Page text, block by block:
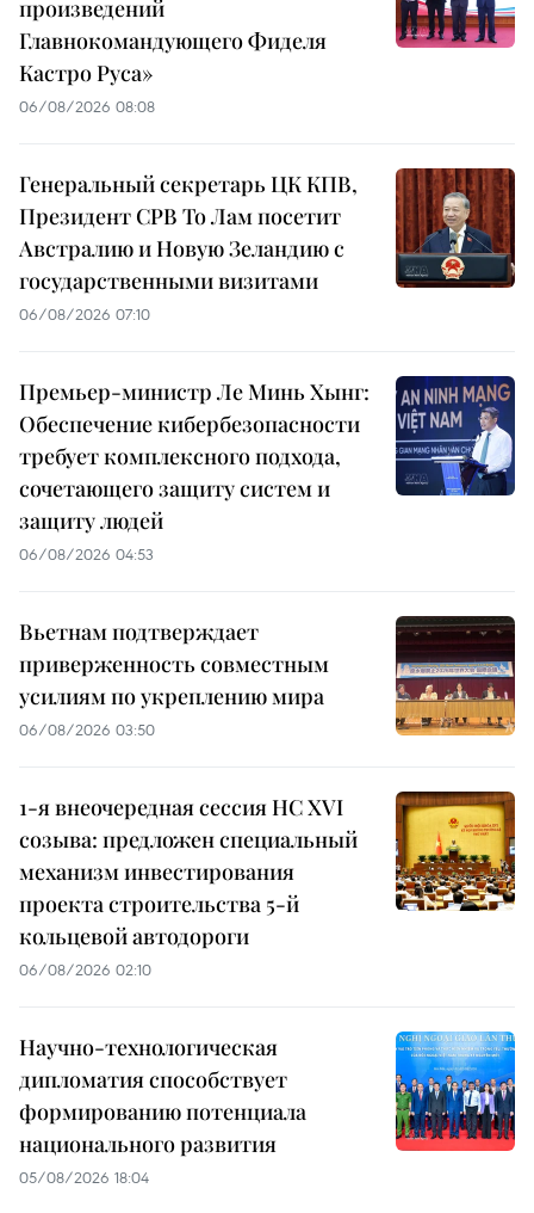
произведений
Главнокомандующего Фиделя
Кастро Руса»
06/08/2026 08:08
Генеральный секретарь ЦК КПВ,
Президент СРВ То Лам посетит
Австралию и Новую Зеландию с
государственными визитами
06/08/2026 07:10
Премьер-министр Ле Минь Хынг:
Обеспечение кибербезопасности
требует комплексного подхода,
сочетающего защиту систем и
защиту людей
06/08/2026 04:53
Вьетнам подтверждает
приверженность совместным
усилиям по укреплению мира
06/08/2026 03:50
1-я внеочередная сессия НС XVI
созыва: предложен специальный
механизм инвестирования
проекта строительства 5-й
кольцевой автодороги
06/08/2026 02:10
Научно-технологическая
дипломатия способствует
формированию потенциала
национального развития
05/08/2026 18:04